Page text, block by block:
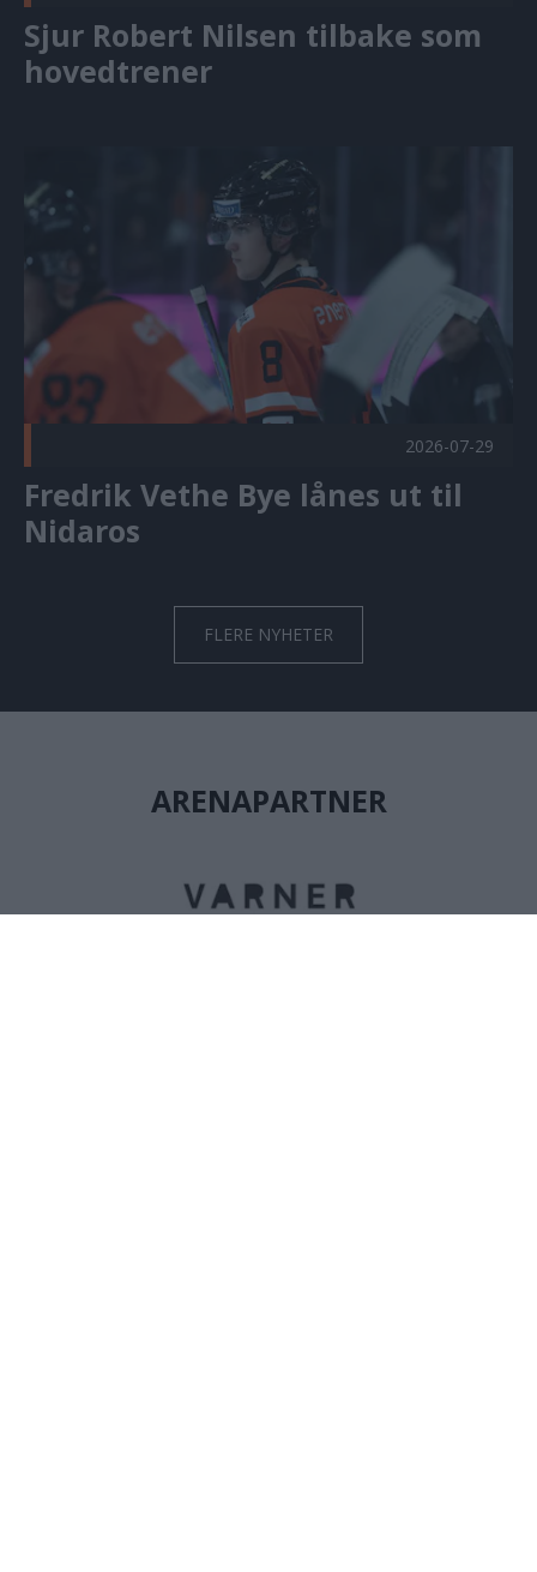
Sjur Robert Nilsen tilbake som
hovedtrener
Fredrik Vethe Bye lånes ut til Nidaros Publisert 2026-07-29
2026-07-29
Fredrik Vethe Bye lånes ut til
Nidaros
FLERE NYHETER
ARENAPARTNER